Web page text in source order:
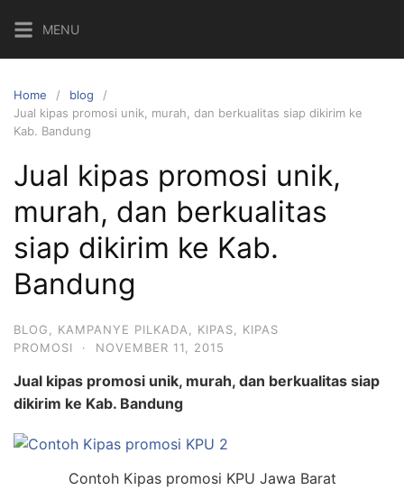
content
MENU
Home
blog
Jual kipas promosi unik, murah, dan berkualitas siap dikirim ke
Kab. Bandung
Jual kipas promosi unik,
murah, dan berkualitas
siap dikirim ke Kab.
Bandung
BLOG KAMPANYE PILKADA KIPAS
KIPAS
PROMOSI
· NOVEMBER 11, 2015
Jual kipas promosi unik, murah, dan berkualitas siap
dikirim ke Kab. Bandung
Contoh Kipas promosi KPU Jawa Barat